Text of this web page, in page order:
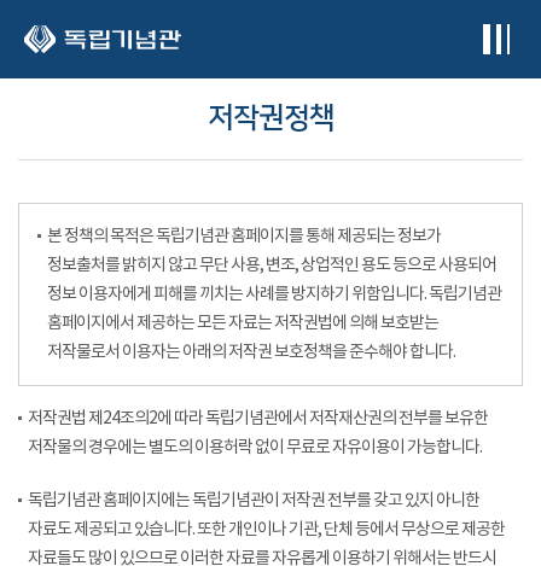
저작권정책
본 정책의 목적은 독립기념관 홈페이지를 통해 제공되는 정보가
정보출처를 밝히지 않고 무단 사용, 변조, 상업적인 용도 등으로 사용되어
정보 이용자에게 피해를 끼치는 사례를 방지하기 위함입니다. 독립기념관
홈페이지에서 제공하는 모든 자료는 저작권법에 의해 보호받는
저작물로서 이용자는 아래의 저작권 보호정책을 준수해야 합니다.
저작권법 제24조의2에 따라 독립기념관에서 저작재산권의 전부를 보유한
저작물의 경우에는 별도의 이용허락 없이 무료로 자유이용이 가능합니다.
독립기념관 홈페이지에는 독립기념관이 저작권 전부를 갖고 있지 아니한
자료도 제공되고 있습니다. 또한 개인이나 기관, 단체 등에서 무상으로 제공한
자료들도 많이 있으므로 이러한 자료를 자유롭게 이용하기 위해서는 반드시